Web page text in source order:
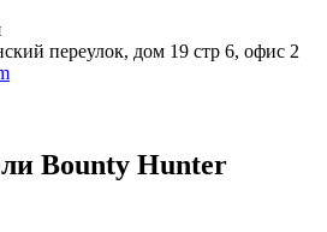
переулок, дом 19 стр 6, офис 2
Bounty Hunter